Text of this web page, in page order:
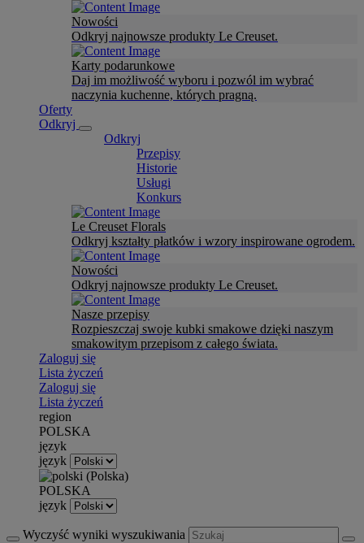
Nowości
Odkryj najnowsze produkty Le Creuset.
Karty podarunkowe
Daj im możliwość wyboru i pozwól im wybrać
naczynia kuchenne, których pragną.
Oferty
Odkryj
Odkryj
Przepisy
Historie
Usługi
Konkurs
Le Creuset Florals
Odkryj kształty płatków i wzory inspirowane ogrodem.
Nowości
Odkryj najnowsze produkty Le Creuset.
Nasze przepisy
Rozpieszczaj swoje kubki smakowe dzięki naszym
smakowitym przepisom z całego świata.
Zaloguj się
Lista życzeń
Zaloguj się
Lista życzeń
region
POLSKA
język
język
POLSKA
język
Wyczyść wyniki wyszukiwania